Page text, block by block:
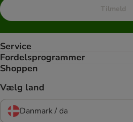
Tilmeld
Service
Fordelsprogrammer
Shoppen
Vælg land
Danmark / da